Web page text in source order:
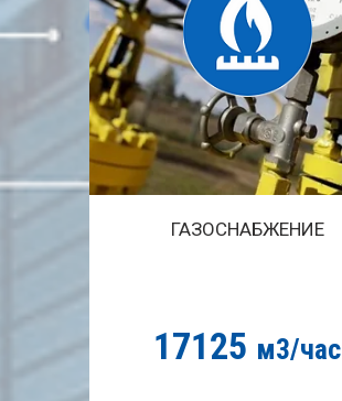
ГАЗОСНАБЖЕНИЕ
17125 м3/час